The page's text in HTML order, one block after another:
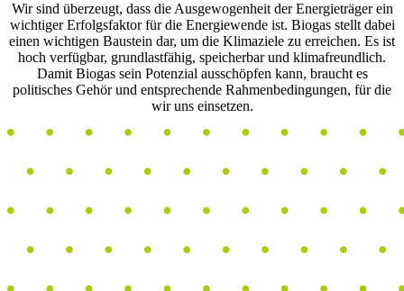
Wir sind überzeugt, dass die Ausgewogenheit der Energieträger ein
wichtiger Erfolgsfaktor für die Energiewende ist. Biogas stellt dabei
einen wichtigen Baustein dar, um die Klimaziele zu erreichen. Es ist
hoch verfügbar, grundlastfähig, speicherbar und klimafreundlich.
Damit Biogas sein Potenzial ausschöpfen kann, braucht es
politisches Gehör und entsprechende Rahmenbedingungen, für die
wir uns einsetzen.